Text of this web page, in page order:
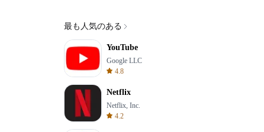
最も人気のある
YouTube
Google LLC
4.8
Netflix
Netflix, Inc.
4.2